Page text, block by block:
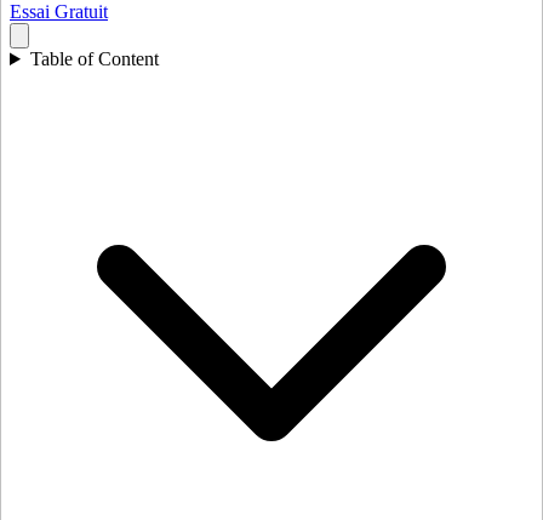
Essai Gratuit
Table of Content